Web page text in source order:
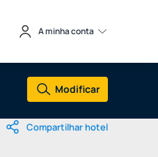
A minha conta
Modificar
Compartilhar hotel